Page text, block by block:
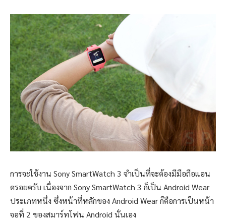
การจะใช้งาน Sony SmartWatch 3 จำเป็นที่จะต้องมีมือถือแอน
ดรอยครับ เนื่องจาก Sony SmartWatch 3 ก็เป็น Android Wear
ประเภทหนึ่ง ซึ่งหน้าที่หลักของ Android Wear ก็คือการเป็นหน้า
จอที่ 2 ของสมาร์ทโฟน Android นั่นเอง